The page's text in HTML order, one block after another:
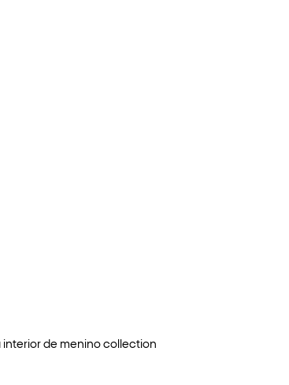
interior de meninocollection